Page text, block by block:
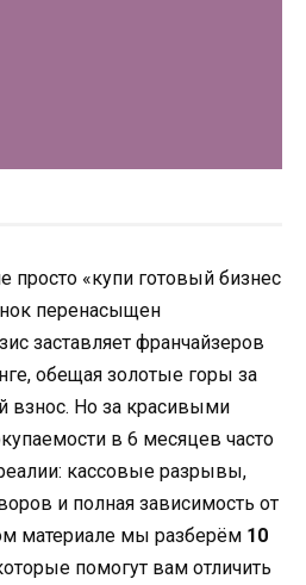
просто «купи готовый бизнес
перенасыщен
заставляет франчайзеров
обещая золотые горы за
Но за красивыми
в 6 месяцев часто
кассовые разрывы,
и полная зависимость от
материале мы разберём 10
помогут вам отличить